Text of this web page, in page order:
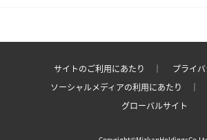
サイトのご利用にあたり ｜
プライ
ソーシャルメディアの利用にあたり ｜
グローバルサイト